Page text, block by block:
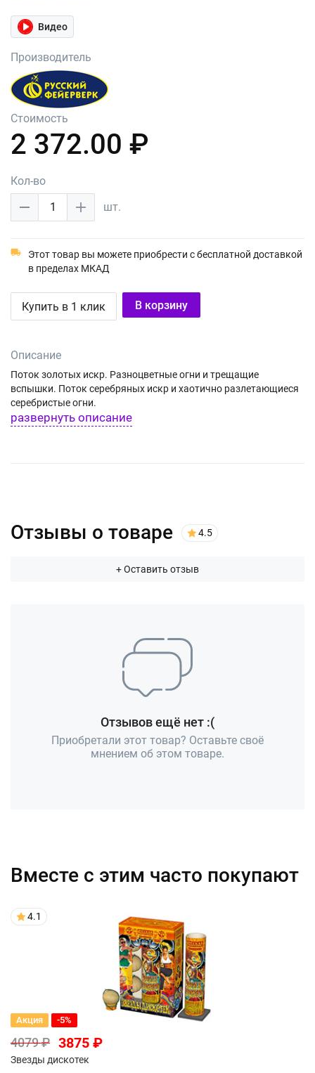
Видео
Производитель
Стоимость
2 372.00 ₽
Кол-во
1
шт.
Этот товар вы можете приобрести с бесплатной доставкой
в пределах МКАД
Купить в 1 клик В корзину
Описание
Поток золотых искр. Разноцветные огни и трещащие
вспышки. Поток серебряных искр и хаотично разлетающиеся
серебристые огни.
развернуть описание
Отзывы о товаре 4.5
+ Оставить отзыв
Отзывов ещё нет :(
Приобретали этот товар? Оставьте своё
мнением об этом товаре.
Вместе с этим часто покупают
4.1
Акция -5%
4079 ₽ 3875 ₽
Звезды дискотек